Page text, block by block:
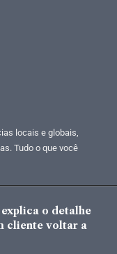
locais e globais,
Tudo o que você
o detalhe
cliente voltar a